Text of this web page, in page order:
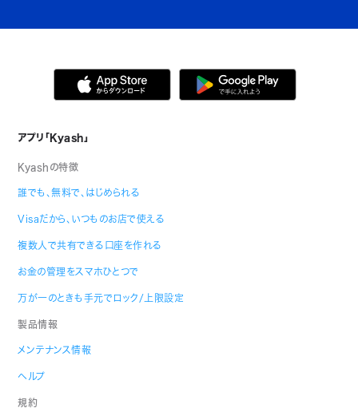
アプリ「Kyash」
Kyashの特徴
誰でも、無料で、はじめられる
Visaだから、いつものお店で使える
複数人で共有できる口座を作れる
お金の管理をスマホひとつで
万が一のときも手元でロック/上限設定
製品情報
メンテナンス情報
ヘルプ
規約